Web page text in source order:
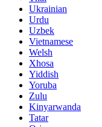
Ukrainian
Urdu
Uzbek
Vietnamese
Welsh
Xhosa
Yiddish
Yoruba
Zulu
Kinyarwanda
Tatar